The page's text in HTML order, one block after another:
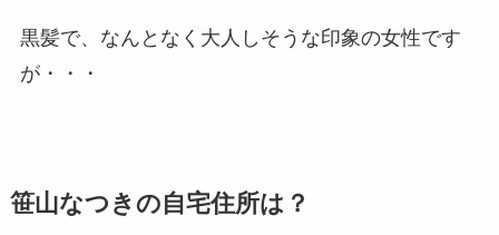
黒髪で、なんとなく大人しそうな印象の女性です
が・・・
笹山なつきの自宅住所は？